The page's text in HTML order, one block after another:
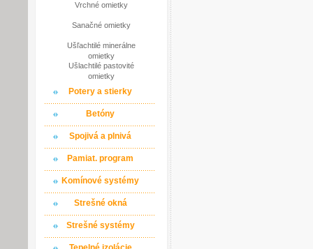
Vrchné omietky
Sanačné omietky
Ušľachtilé minerálne
omietky
Ušlachtilé pastovité
omietky
Potery a stierky
Betóny
Spojivá a plnivá
Pamiat. program
Komínové systémy
Strešné okná
Strešné systémy